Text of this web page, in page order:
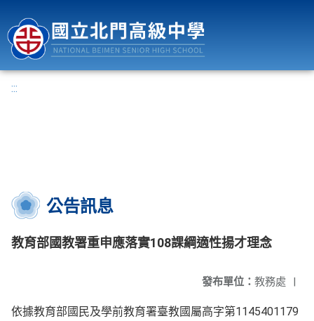
:::
公告訊息
教育部國教署重申應落實108課綱適性揚才理念
發布單位： 教務處 |
依據教育部國民及學前教育署臺教國屬高字第1145401179